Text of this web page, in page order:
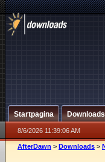
Startpagina Downloads
8/6/2026 11:39:06 AM
AfterDawn > Downloads >